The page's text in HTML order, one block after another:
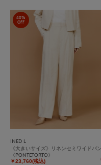
40%
OFF
INED L
《大きいサイズ》リネンセミワイドパ
《PONTETORTO》
￥23,760(税込)